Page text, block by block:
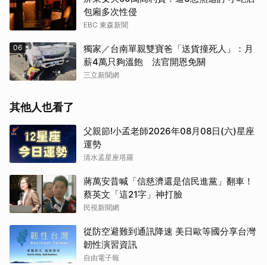
包廂多次性侵
EBC 東森新聞
06
獨家／台南單親雙寶爸「送貨撞死人」：月
薪4萬只夠溫飽 法官開恩免關
三立新聞網
其他人也看了
父親節!小孟老師2026年08月08日(六)星座
運勢
清水孟星座塔羅
蔣萬安昔喊「信慈濟還是信民進黨」翻車！
蔡英文「這21字」神打臉
民視新聞網
從防空避難到通訊降速 美日歐等國分享台灣
韌性演習資訊
自由電子報